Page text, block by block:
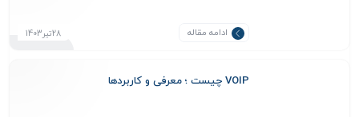
ادامه مقاله 28تیر1403
VOIP چیست ؛ معرفی و کاربردها